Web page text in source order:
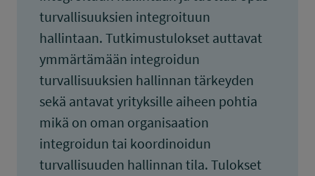
turvallisuuksien integroituun
hallintaan. Tutkimustulokset auttavat
ymmärtämään integroidun
turvallisuuksien hallinnan tärkeyden
sekä antavat yrityksille aiheen pohtia
mikä on oman organisaation
integroidun tai koordinoidun
turvallisuuden hallinnan tila. Tulokset